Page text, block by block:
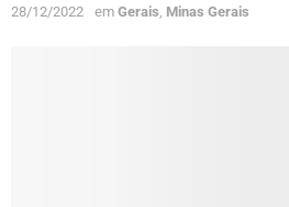
28/12/2022 em Gerais Minas Gerais